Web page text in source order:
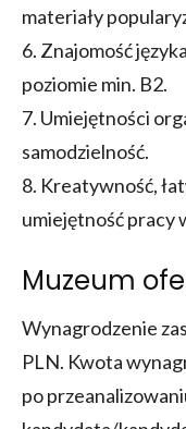
materiały
6. Znajomość
poziomie min. B2.
7. Umiejętności
samodzielność.
8. Kreatywność,
umiejętność pracy
Muzeum
Wynagrodzenie
PLN. Kwota
po